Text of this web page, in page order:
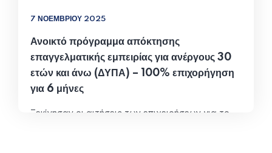
7 ΝΟΕΜΒΡΊΟΥ 2025
Ανοικτό πρόγραμμα απόκτησης
επαγγελματικής εμπειρίας για ανέργους 30
ετών και άνω (ΔΥΠΑ) – 100% επιχορήγηση
για 6 μήνες
Ξεκίνησαν οι αιτήσεις των επιχειρήσεων για το